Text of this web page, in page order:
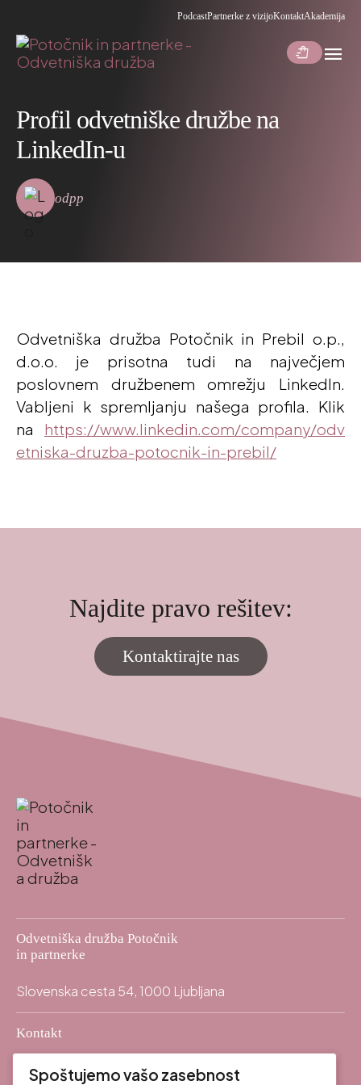
PodcastPartnerke z vizijoKontaktAkademija
shopping_bag_speed menu
Profil odvetniške družbe na
LinkedIn-u
odpp
Odvetniška družba Potočnik in Prebil o.p.,
d.o.o. je prisotna tudi na največjem
poslovnem družbenem omrežju LinkedIn.
Vabljeni k spremljanju našega profila. Klik
na https://www.linkedin.com/company/odv
etniska-druzba-potocnik-in-prebil/
Najdite pravo rešitev:
Kontaktirajte nas
Odvetniška družba Potočnik
in partnerke
Slovenska cesta 54, 1000 Ljubljana
Kontakt
info@odpp.law
Spoštujemo vašo zasebnost